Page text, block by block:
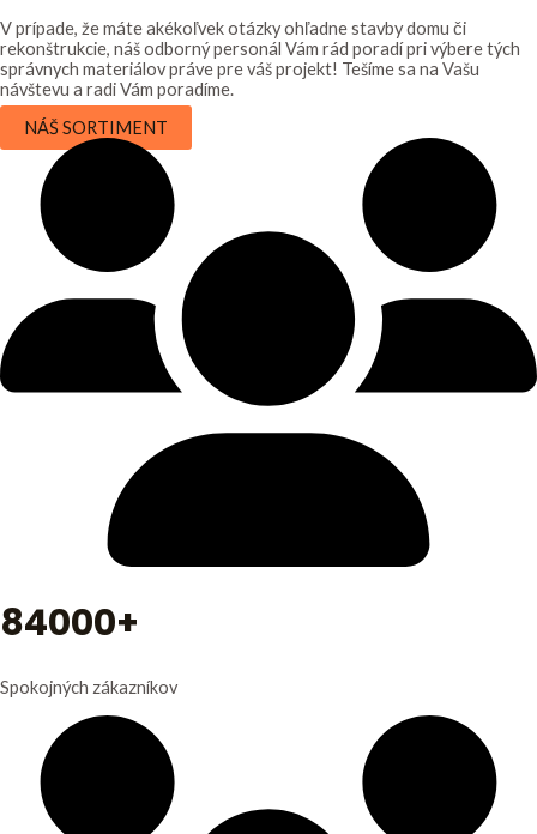
V prípade, že máte akékoľvek otázky ohľadne stavby domu či
rekonštrukcie, náš odborný personál Vám rád poradí pri výbere tých
správnych materiálov práve pre váš projekt! Tešíme sa na Vašu
návštevu a radi Vám poradíme.
NÁŠ SORTIMENT
84000+
Spokojných zákazníkov